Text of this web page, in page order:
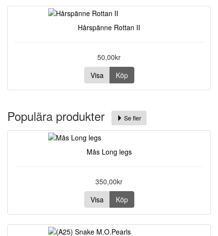
Hårspänne Rottan II
50,00kr
Visa
Köp
Populära produkter Se fler
Mås Long legs
350,00kr
Visa
Köp